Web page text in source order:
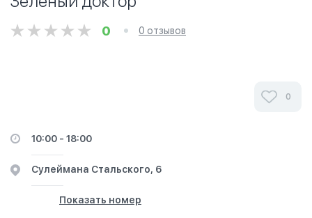
0 0 отзывов
0
10:00 - 18:00
​Сулеймана Стальского, 6
Показать номер